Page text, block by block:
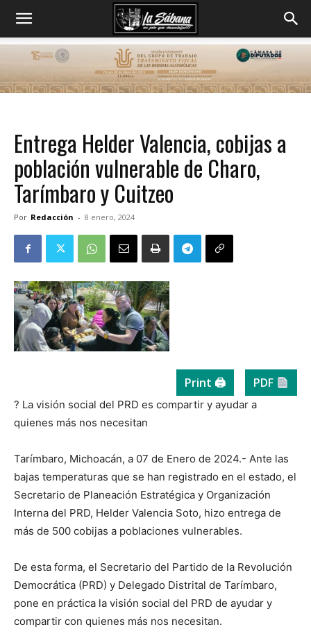
Entrega Helder Valencia, cobijas a
población vulnerable de Charo,
Tarímbaro y Cuitzeo
Por Redacción - 8 enero, 2024
Print 🖨 PDF
? La visión social del PRD es compartir y ayudar a
quienes más nos necesitan
Tarímbaro, Michoacán, a 07 de Enero de 2024.- Ante las
bajas temperaturas que se han registrado en el estado, el
Secretario de Planeación Estratégica y Organización
Interna del PRD, Helder Valencia Soto, hizo entrega de
más de 500 cobijas a poblaciones vulnerables.
De esta forma, el Secretario del Partido de la Revolución
Democrática (PRD) y Delegado Distrital de Tarímbaro,
pone en práctica la visión social del PRD de ayudar y
compartir con quienes más nos necesitan.